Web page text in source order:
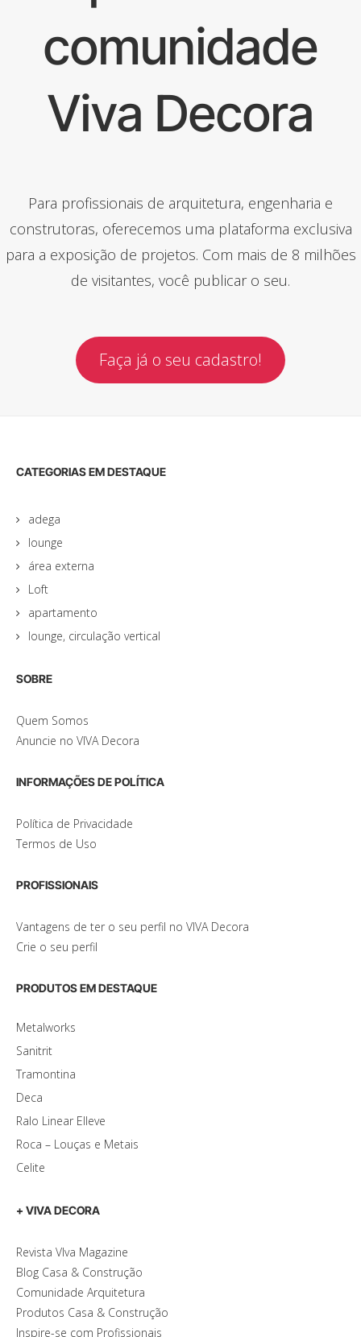
comunidade
Viva Decora
Para profissionais de arquitetura, engenharia e
construtoras, oferecemos uma plataforma exclusiva
para a exposição de projetos. Com mais de 8 milhões
de visitantes, você publicar o seu.
Faça já o seu cadastro!
CATEGORIAS EM DESTAQUE
adega
lounge
área externa
Loft
apartamento
lounge, circulação vertical
SOBRE
Quem Somos
Anuncie no VIVA Decora
INFORMAÇÕES DE POLÍTICA
Política de Privacidade
Termos de Uso
PROFISSIONAIS
Vantagens de ter o seu perfil no VIVA Decora
Crie o seu perfil
PRODUTOS EM DESTAQUE
Metalworks
Sanitrit
Tramontina
Deca
Ralo Linear Elleve
Roca – Louças e Metais
Celite
+ VIVA DECORA
Revista VIva Magazine
Blog Casa & Construção
Comunidade Arquitetura
Produtos Casa & Construção
Inspire-se com Profissionais